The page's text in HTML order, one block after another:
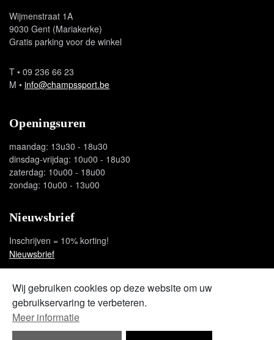
Wij gebruiken cookies op deze website om uw
gebruikservaring te verbeteren.
Meer informatie
Wijmenstraat 1A
9030 Gent (Mariakerke)
Gratis parking voor de winkel
T • 09 236 66 23
M • info@champssport.be
Openingsuren
maandag: 13u30 - 18u30
dinsdag-vrijdag: 10u00 - 18u30
zaterdag: 10u00 - 18u00
zondag: 10u00 - 13u00
Nieuwsbrief
Inschrijven = 10% korting!
Nieuwsbrief
Social media
facebook